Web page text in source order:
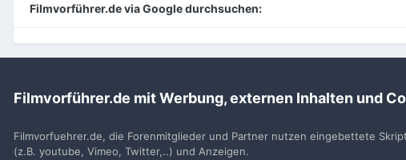
Filmvorführer.de via Google durchsuchen:
Filmvorführer.de mit Werbung, externen Inhalten und
Filmvorfuehrer.de, die Forenmitglieder und Partner nutzen eingebettete
(z.B. youtube, Vimeo, Twitter,..) und Anzeigen.